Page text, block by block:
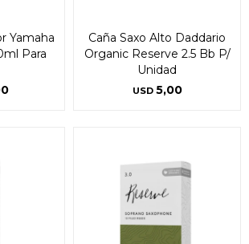
Yamaha
Para
Caña Saxo Alto Daddario
Organic Reserve 2.5 Bb P/
Unidad
USD 5,00